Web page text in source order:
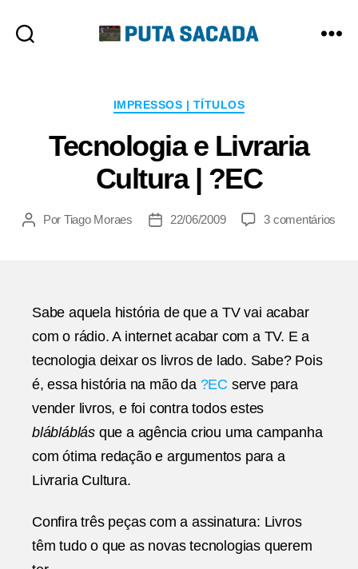
Categorias
IMPRESSOS | TÍTULOS
Tecnologia e Livraria
Cultura | ?EC
Autor
Por Tiago Moraes
Data22/06/2009 3 comentários
Sabe aquela história de que a TV vai acabar
com o rádio. A internet acabar com a TV. E a
tecnologia deixar os livros de lado. Sabe? Pois
é, essa história na mão da ?EC serve para
vender livros, e foi contra todos estes
blábláblás que a agência criou uma campanha
com ótima redação e argumentos para a
Livraria Cultura.
Confira três peças com a assinatura: Livros
têm tudo o que as novas tecnologias querem